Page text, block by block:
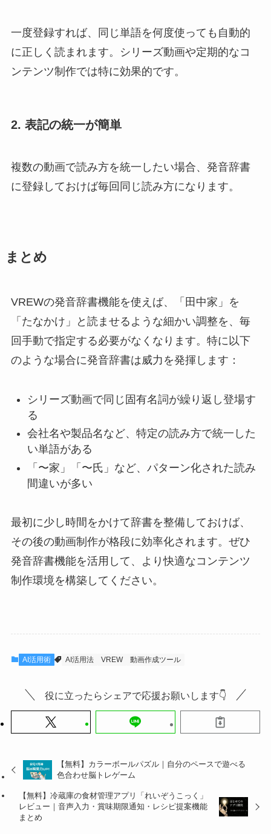
一度登録すれば、同じ単語を何度使っても自動的
に正しく読まれます。シリーズ動画や定期的なコ
ンテンツ制作では特に効果的です。
2. 表記の統一が簡単
複数の動画で読み方を統一したい場合、発音辞書
に登録しておけば毎回同じ読み方になります。
まとめ
VREWの発音辞書機能を使えば、「田中家」を
「たなかけ」と読ませるような細かい調整を、毎
回手動で指定する必要がなくなります。特に以下
のような場合に発音辞書は威力を発揮します：
シリーズ動画で同じ固有名詞が繰り返し登場す
る
会社名や製品名など、特定の読み方で統一した
い単語がある
「〜家」「〜氏」など、パターン化された読み
間違いが多い
最初に少し時間をかけて辞書を整備しておけば、
その後の動画制作が格段に効率化されます。ぜひ
発音辞書機能を活用して、より快適なコンテンツ
制作環境を構築してください。
AI活用術 AI活用法 VREW 動画作成ツール
役に立ったらシェアで応援お願いします👇
【無料】カラーボールパズル｜自分のペースで遊べる
色合わせ脳トレゲーム
【無料】冷蔵庫の食材管理アプリ「れいぞうこっく」
レビュー｜音声入力・賞味期限通知・レシピ提案機能
まとめ